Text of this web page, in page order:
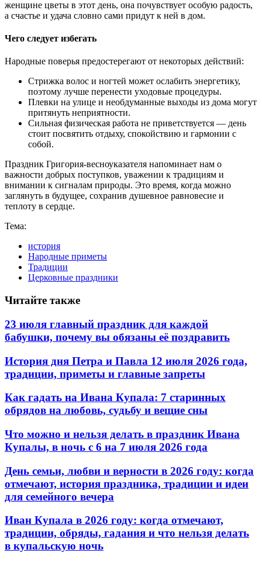
женщине цветы в этот день, она почувствует особую радость,
а счастье и удача словно сами придут к ней в дом.
Чего следует избегать
Народные поверья предостерегают от некоторых действий:
Стрижка волос и ногтей может ослабить энергетику,
поэтому лучше перенести уходовые процедуры.
Плевки на улице и необдуманные выходы из дома могут
притянуть неприятности.
Сильная физическая работа не приветствуется — день
стоит посвятить отдыху, спокойствию и гармонии с
собой.
Праздник Григория-весноуказателя напоминает нам о
важности добрых поступков, уважении к традициям и
внимании к сигналам природы. Это время, когда можно
заглянуть в будущее, сохранив душевное равновесие и
теплоту в сердце.
Тема:
история
Народные приметы
Традиции
Церковные праздники
Читайте также
23 июля главный праздник для каждой
бабушки, почему вы обязаны её поздравить
История дня Петра и Павла 12 июля 2026 года,
традиции, приметы и главные запреты
Как гадать на Ивана Купала: 7 старинных
обрядов на любовь, судьбу и вещие сны
Что можно и нельзя делать в праздник Ивана
Купалы, в ночь с 6 на 7 июля 2026 года
День семьи, любви и верности в 2026 году: когда
отмечают, история праздника, традиции и идеи
для семейного вечера
Иван Купала в 2026 году: когда отмечают,
традиции, обряды, гадания и что нельзя делать
в купальскую ночь